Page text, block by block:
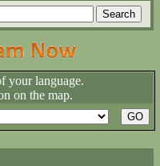
your language.
on the map.